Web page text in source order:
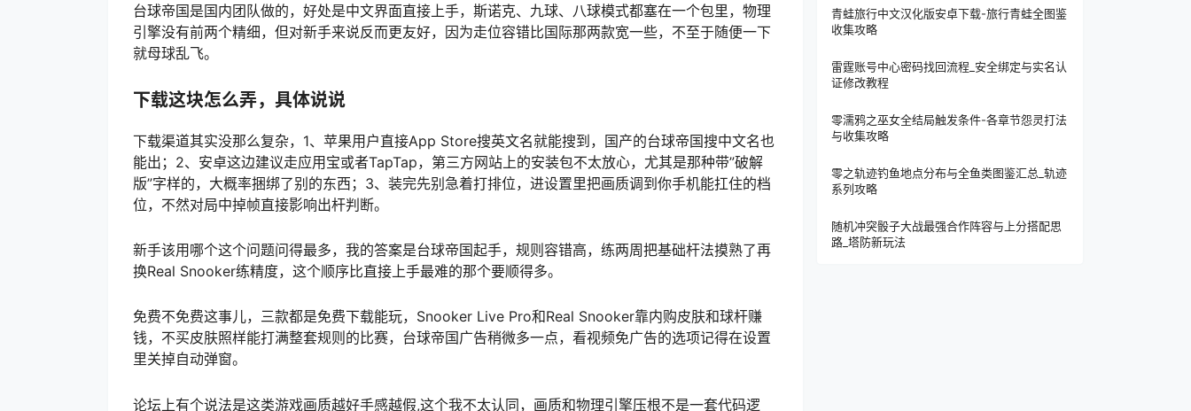
台球帝国是国内团队做的，好处是中文界面直接上手，斯诺克、九球、八球模式都塞在一个包里，物理
引擎没有前两个精细，但对新手来说反而更友好，因为走位容错比国际那两款宽一些，不至于随便一下
就母球乱飞。
下载这块怎么弄，具体说说
下载渠道其实没那么复杂，1、苹果用户直接App Store搜英文名就能搜到，国产的台球帝国搜中文名也
能出；2、安卓这边建议走应用宝或者TapTap，第三方网站上的安装包不太放心，尤其是那种带”破解
版”字样的，大概率捆绑了别的东西；3、装完先别急着打排位，进设置里把画质调到你手机能扛住的档
位，不然对局中掉帧直接影响出杆判断。
新手该用哪个这个问题问得最多，我的答案是台球帝国起手，规则容错高，练两周把基础杆法摸熟了再
换Real Snooker练精度，这个顺序比直接上手最难的那个要顺得多。
免费不免费这事儿，三款都是免费下载能玩，Snooker Live Pro和Real Snooker靠内购皮肤和球杆赚
钱，不买皮肤照样能打满整套规则的比赛，台球帝国广告稍微多一点，看视频免广告的选项记得在设置
里关掉自动弹窗。
论坛上有个说法是这类游戏画质越好手感越假,这个我不太认同，画质和物理引擎压根不是一套代码逻
青蛙旅行中文汉化版安卓下载-旅行青蛙全图鉴
收集攻略
雷霆账号中心密码找回流程_安全绑定与实名认
证修改教程
零濡鸦之巫女全结局触发条件-各章节怨灵打法
与收集攻略
零之轨迹钓鱼地点分布与全鱼类图鉴汇总_轨迹
系列攻略
随机冲突骰子大战最强合作阵容与上分搭配思
路_塔防新玩法